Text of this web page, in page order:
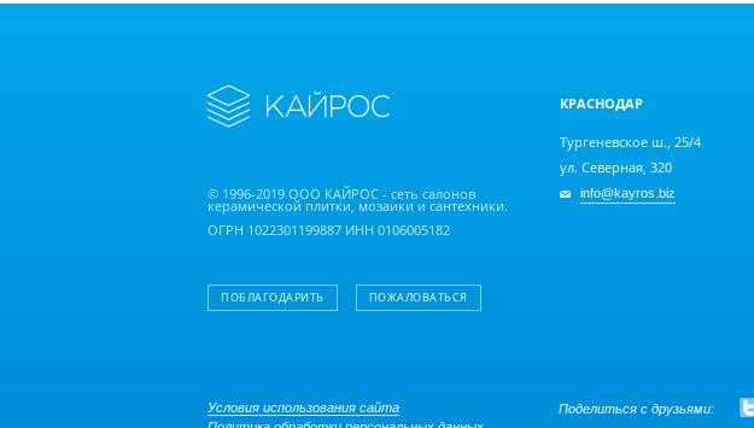
© 1996-2019 ООО КАЙРОС - сеть салонов
керамической плитки, мозаики и сантехники.
ОГРН 1022301199887 ИНН 0106005182
ПОБЛАГОДАРИТЬ ПОЖАЛОВАТЬСЯ
КРАСНОДАР
Тургеневское ш., 25/4
ул. Северная, 320
info@kayros.biz
Условия использования сайта
Поделиться с друзьями: